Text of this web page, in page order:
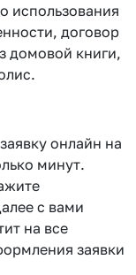
использования
договор
домовой книги,
онлайн на
минут.
с вами
на все
заявки